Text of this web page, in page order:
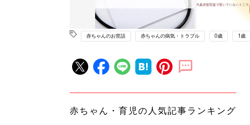
赤ちゃんのお世話 赤ちゃんの病気・トラブル 0歳 1歳
赤ちゃん・育児の人気記事ランキング